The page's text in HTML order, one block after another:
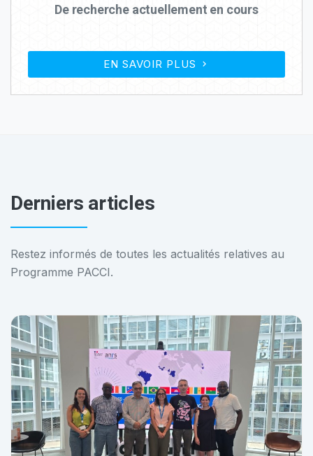
De recherche actuellement en cours
EN SAVOIR PLUS
Derniers articles
Restez informés de toutes les actualités relatives au
Programme PACCI.